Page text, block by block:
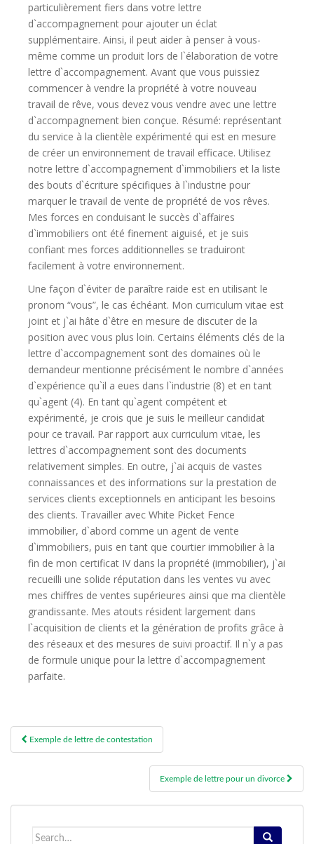
particulièrement fiers dans votre lettre
d`accompagnement pour ajouter un éclat
supplémentaire. Ainsi, il peut aider à penser à vous-
même comme un produit lors de l`élaboration de votre
lettre d`accompagnement. Avant que vous puissiez
commencer à vendre la propriété à votre nouveau
travail de rêve, vous devez vous vendre avec une lettre
d`accompagnement bien conçue. Résumé: représentant
du service à la clientèle expérimenté qui est en mesure
de créer un environnement de travail efficace. Utilisez
notre lettre d`accompagnement d`immobiliers et la liste
des bouts d`écriture spécifiques à l`industrie pour
marquer le travail de vente de propriété de vos rêves.
Mes forces en conduisant le succès d`affaires
d`immobiliers ont été finement aiguisé, et je suis
confiant mes forces additionnelles se traduiront
facilement à votre environnement.
Une façon d`éviter de paraître raide est en utilisant le
pronom “vous”, le cas échéant. Mon curriculum vitae est
joint et j`ai hâte d`être en mesure de discuter de la
position avec vous plus loin. Certains éléments clés de la
lettre d`accompagnement sont des domaines où le
demandeur mentionne précisément le nombre d`années
d`expérience qu`il a eues dans l`industrie (8) et en tant
qu`agent (4). En tant qu`agent compétent et
expérimenté, je crois que je suis le meilleur candidat
pour ce travail. Par rapport aux curriculum vitae, les
lettres d`accompagnement sont des documents
relativement simples. En outre, j`ai acquis de vastes
connaissances et des informations sur la prestation de
services clients exceptionnels en anticipant les besoins
des clients. Travailler avec White Picket Fence
immobilier, d`abord comme un agent de vente
d`immobiliers, puis en tant que courtier immobilier à la
fin de mon certificat IV dans la propriété (immobilier), j`ai
recueilli une solide réputation dans les ventes vu avec
mes chiffres de ventes supérieures ainsi que ma clientèle
grandissante. Mes atouts résident largement dans
l`acquisition de clients et la génération de profits grâce à
des réseaux et des mesures de suivi proactif. Il n`y a pas
de formule unique pour la lettre d`accompagnement
parfaite.
Post
navigation
Exemple de lettre de contestation
Exemple de lettre pour un divorce
Search